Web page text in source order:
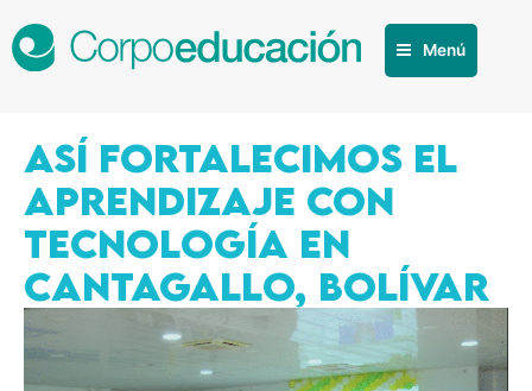
Menú
ASÍ FORTALECIMOS EL
APRENDIZAJE CON
TECNOLOGÍA EN
CANTAGALLO, BOLÍVAR